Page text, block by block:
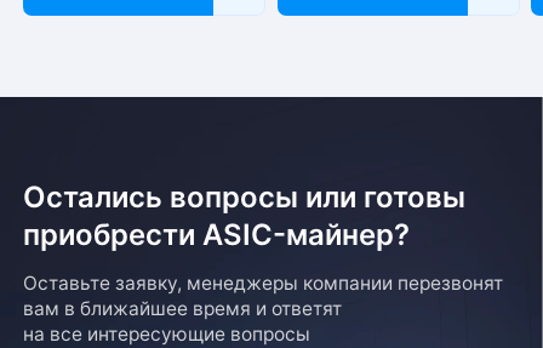
Остались вопросы или готовы
приобрести ASIC-майнер?
Оставьте заявку, менеджеры компании перезвонят
вам в ближайшее время и ответят
на все интересующие вопросы